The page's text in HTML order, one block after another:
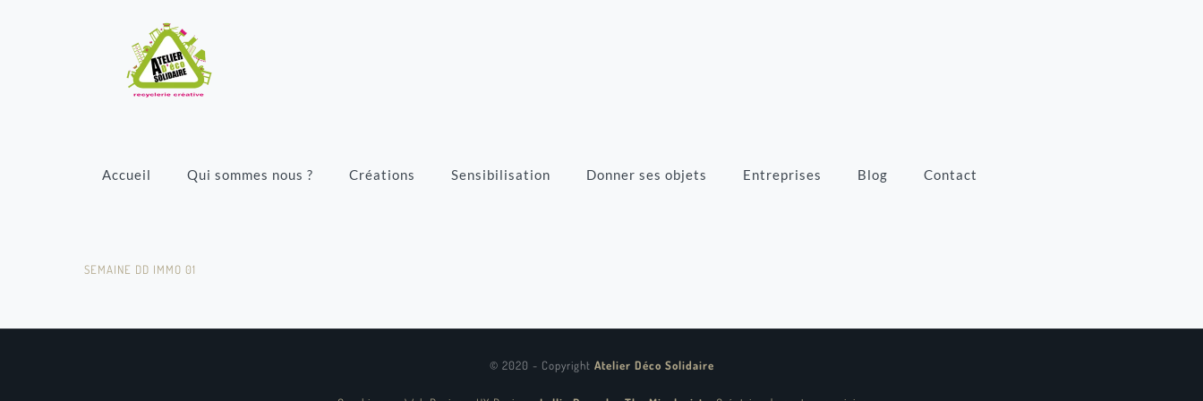
Accueil Qui sommes nous ? Créations Sensibilisation Donner ses objets Entreprises Blog Contact
SEMAINE DD IMMO 01
© 2020 - Copyright Atelier Déco Solidaire